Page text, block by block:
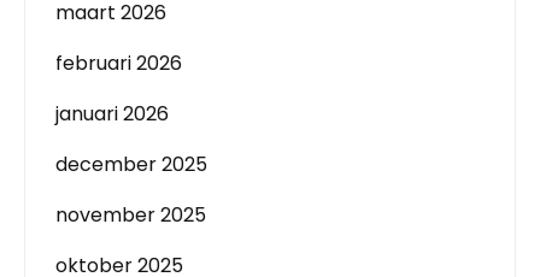
maart 2026
februari 2026
januari 2026
december 2025
november 2025
oktober 2025